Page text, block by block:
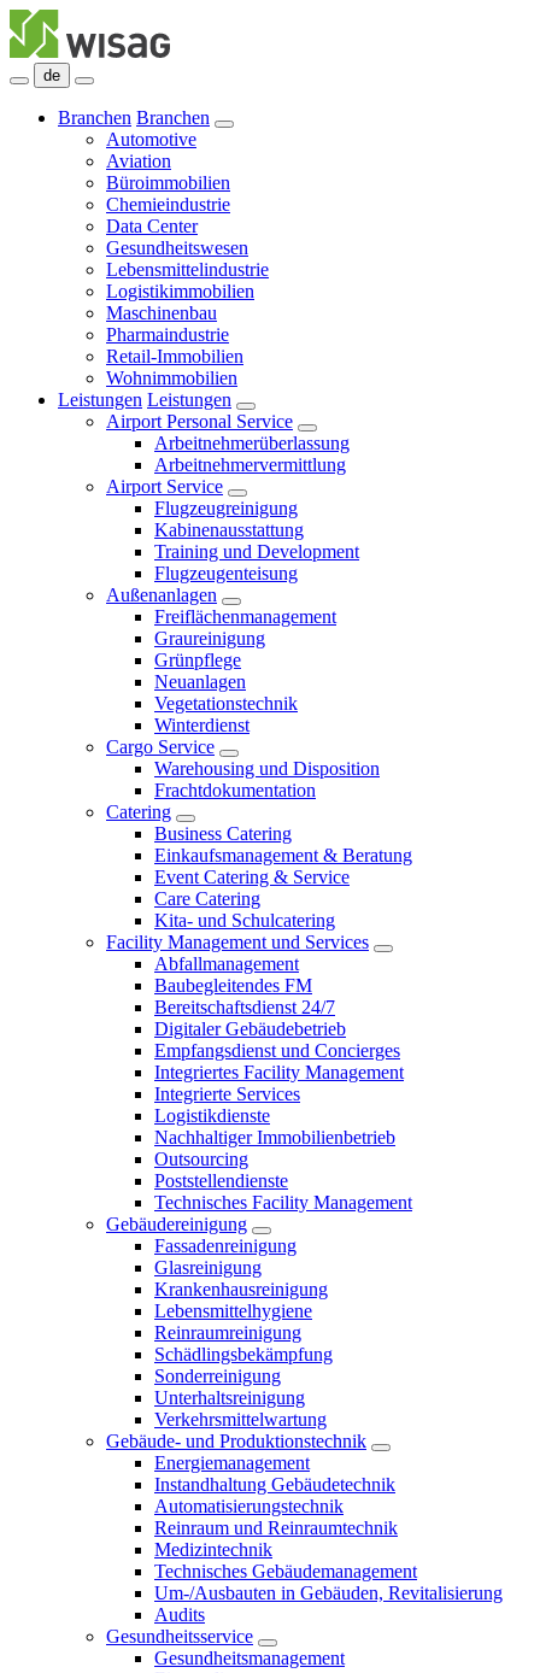
de
Branchen Branchen
Automotive
Aviation
Büroimmobilien
Chemieindustrie
Data Center
Gesundheitswesen
Lebensmittelindustrie
Logistikimmobilien
Maschinenbau
Pharmaindustrie
Retail-Immobilien
Wohnimmobilien
Leistungen Leistungen
Airport Personal Service
Arbeitnehmerüberlassung
Arbeitnehmervermittlung
Airport Service
Flugzeugreinigung
Kabinenausstattung
Training und Development
Flugzeugenteisung
Außenanlagen
Freiflächenmanagement
Graureinigung
Grünpflege
Neuanlagen
Vegetationstechnik
Winterdienst
Cargo Service
Warehousing und Disposition
Frachtdokumentation
Catering
Business Catering
Einkaufsmanagement & Beratung
Event Catering & Service
Care Catering
Kita- und Schulcatering
Facility Management und Services
Abfallmanagement
Baubegleitendes FM
Bereitschaftsdienst 24/7
Digitaler Gebäudebetrieb
Empfangsdienst und Concierges
Integriertes Facility Management
Integrierte Services
Logistikdienste
Nachhaltiger Immobilienbetrieb
Outsourcing
Poststellendienste
Technisches Facility Management
Gebäudereinigung
Fassadenreinigung
Glasreinigung
Krankenhausreinigung
Lebensmittelhygiene
Reinraumreinigung
Schädlingsbekämpfung
Sonderreinigung
Unterhaltsreinigung
Verkehrsmittelwartung
Gebäude- und Produktionstechnik
Energiemanagement
Instandhaltung Gebäudetechnik
Automatisierungstechnik
Reinraum und Reinraumtechnik
Medizintechnik
Technisches Gebäudemanagement
Um-/Ausbauten in Gebäuden, Revitalisierung
Audits
Gesundheitsservice
Gesundheitsmanagement